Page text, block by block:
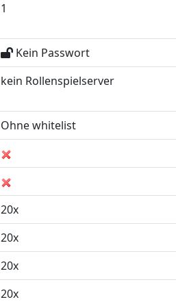
1
Kein Passwort
kein Rollenspielserver
Ohne whitelist
20x
20x
20x
20x